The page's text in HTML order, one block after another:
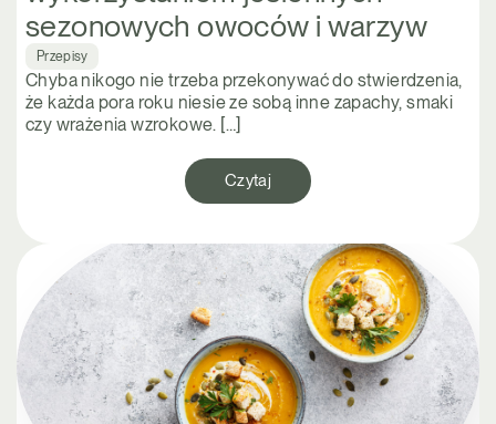
sezonowych owoców i warzyw
Przepisy
Chyba nikogo nie trzeba przekonywać do stwierdzenia,
że każda pora roku niesie ze sobą inne zapachy, smaki
czy wrażenia wzrokowe. […]
Czytaj